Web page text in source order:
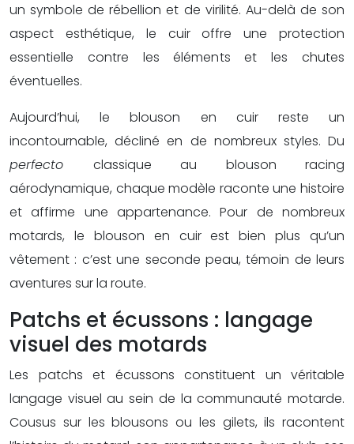
un symbole de rébellion et de virilité. Au-delà de son
aspect esthétique, le cuir offre une protection
essentielle contre les éléments et les chutes
éventuelles.
Aujourd’hui, le blouson en cuir reste un
incontournable, décliné en de nombreux styles. Du
perfecto classique au blouson racing
aérodynamique, chaque modèle raconte une histoire
et affirme une appartenance. Pour de nombreux
motards, le blouson en cuir est bien plus qu’un
vêtement : c’est une seconde peau, témoin de leurs
aventures sur la route.
Patchs et écussons : langage
visuel des motards
Les patchs et écussons constituent un véritable
langage visuel au sein de la communauté motarde.
Cousus sur les blousons ou les gilets, ils racontent